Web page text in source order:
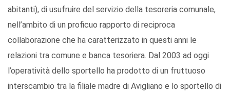
abitanti), di usufruire del servizio della tesoreria comunale,
nell’ambito di un proficuo rapporto di reciproca
collaborazione che ha caratterizzato in questi anni le
relazioni tra comune e banca tesoriera. Dal 2003 ad oggi
l’operatività dello sportello ha prodotto di un fruttuoso
interscambio tra la filiale madre di Avigliano e lo sportello di